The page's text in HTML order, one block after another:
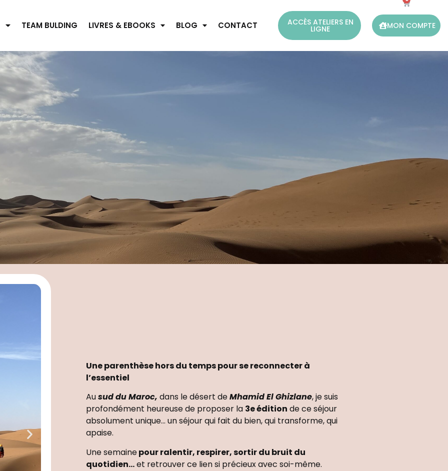
TEAM BULDING LIVRES & EBOOKS BLOG CONTACT ACCÈS ATELIERS EN
LIGNE MON COMPTE
Une parenthèse hors du tempspour se reconnecter à
l’essentiel
Ausud du Maroc, dans le désert deMhamid El Ghizlane, je suis
profondément heureuse de proposer la 3e édition de ce séjour
absolument unique… un séjour qui fait du bien, qui transforme, qui
apaise.
Une semainepour ralentir, respirer, sortir du bruit du
quotidien…et retrouver ce lien si précieux avec soi-même.